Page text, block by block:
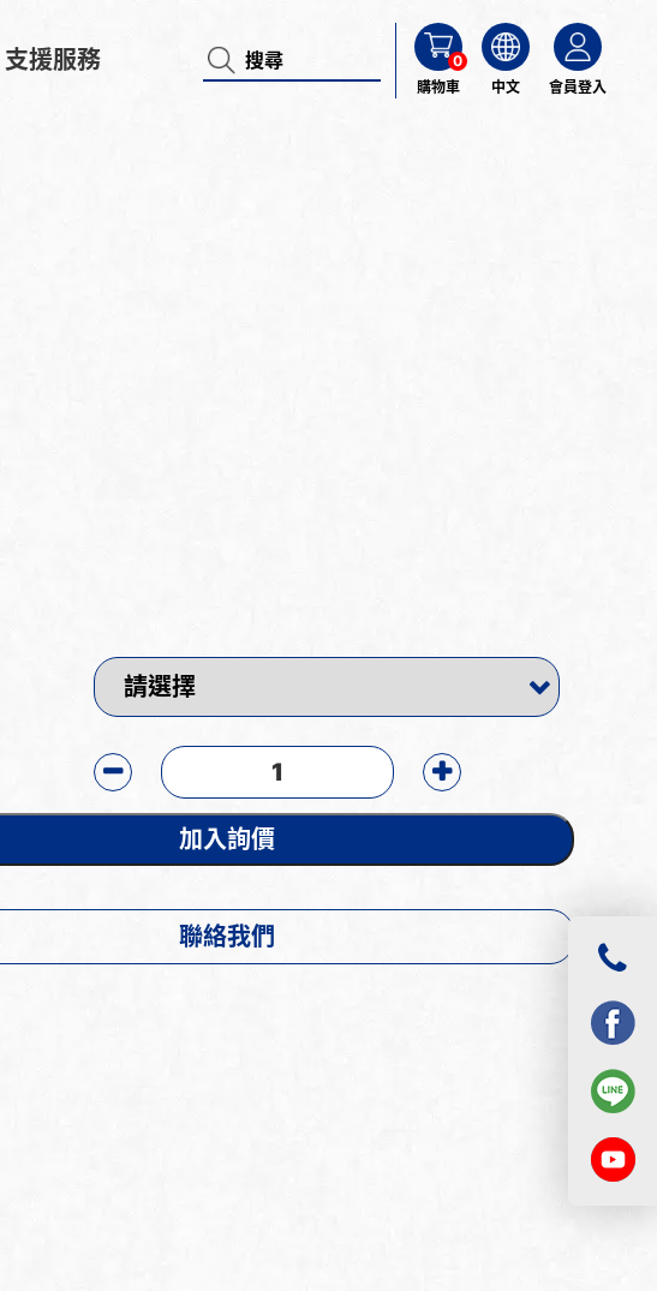
支援服務
0
購物車
中文 會員登入
加入詢價
聯絡我們